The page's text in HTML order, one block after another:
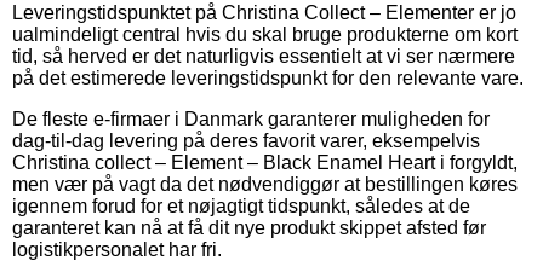
Leveringstidspunktet på Christina Collect – Elementer er jo
ualmindeligt central hvis du skal bruge produkterne om kort
tid, så herved er det naturligvis essentielt at vi ser nærmere
på det estimerede leveringstidspunkt for den relevante vare.
De fleste e-firmaer i Danmark garanterer muligheden for
dag-til-dag levering på deres favorit varer, eksempelvis
Christina collect – Element – Black Enamel Heart i forgyldt,
men vær på vagt da det nødvendiggør at bestillingen køres
igennem forud for et nøjagtigt tidspunkt, således at de
garanteret kan nå at få dit nye produkt skippet afsted før
logistikpersonalet har fri.